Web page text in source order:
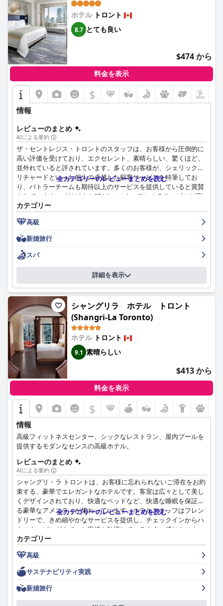
ホテル トロント
8.7 とても良い
$474 から
料金を表示
$
情報
レビューのまとめ
AIによる要約
ザ・セントレジス・トロントのスタッフは、お客様から圧倒的に
高い評価を受けており、エクセレント、素晴らしい、驚くほど、
並外れていると評されています。多くのお客様が、シェリックや
リチャードといった個人の卓越した顧客サービスを特筆してお
り、バトラーチームも期待以上のサービスを提供していると賞賛
されています。イリジウムSPAも、スタッフによるサービスが高
く評価されています。あるお客様は、スタッフの中にあまりフレ
ンドリーでない人もいたと指摘していますが、ドアマンは例外的
に素晴らしかったとのことです。全体として、ザ・セントレジ
ス・トロントでは、お客様は一流の顧客サービスを期待できま
す。
全カテゴリーのレビューまとめを読む
カテゴリー
高級
新婚旅行
スパ
詳細を表示
シャングリラ ホテル トロント
(Shangri-La Toronto)
ホテル トロント
9.1 素晴らしい
$413 から
料金を表示
$
情報
高級フィットネスセンター、シックなレストラン、屋内プールを
提供するモダンなセンスの高級ホテル。
レビューのまとめ
AIによる要約
シャングリ・ラ トロントは、お客様に忘れられないご滞在をお約
束する、豪華でエレガントなホテルです。客室は広々として美し
くデザインされており、快適なベッドなど、快適な睡眠を保証す
る豪華なアメニティが備わっています。ホテルスタッフはフレン
ドリーで、きめ細やかなサービスを提供し、チェックインからハ
ウスキーピングまで、お客様を歓迎しているように感じさせま
す。ホテルの建築とインテリアは素晴らしく、客室がきちんと手
入れされ、非常に清潔であることに、お客様は感謝しています。
朝食の体験は一貫していませんでしたが、ルームサービスで注文
した朝食と迅速なサービスで、素晴らしい体験をしたお客様もい
ました。全体として、シャングリ・ラ トロントは、その5つ星の
評価にふさわしい、卓越したホテルです。
全カテゴリーのレビューまとめを読む
カテゴリー
高級
サステナビリティ実践
新婚旅行